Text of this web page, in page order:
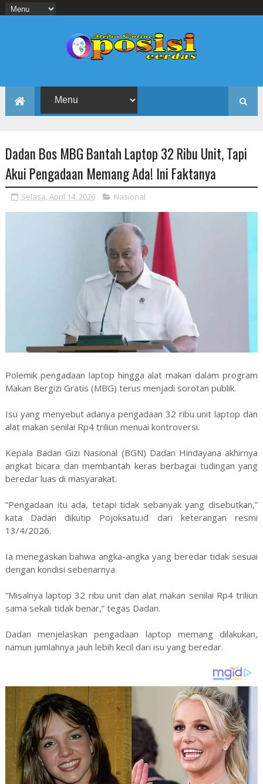
Dadan Bos MBG Bantah Laptop 32 Ribu Unit, Tapi
Akui Pengadaan Memang Ada! Ini Faktanya
Selasa, April 14, 2026 Nasional
Polemik pengadaan laptop hingga alat makan dalam program
Makan Bergizi Gratis (MBG) terus menjadi sorotan publik.
Isu yang menyebut adanya pengadaan 32 ribu unit laptop dan
alat makan senilai Rp4 triliun menuai kontroversi.
Kepala Badan Gizi Nasional (BGN) Dadan Hindayana akhirnya
angkat bicara dan membantah keras berbagai tudingan yang
beredar luas di masyarakat.
“Pengadaan itu ada, tetapi tidak sebanyak yang disebutkan,”
kata Dadan dikutip Pojoksatu.id dari keterangan resmi
13/4/2026.
Ia menegaskan bahwa angka-angka yang beredar tidak sesuai
dengan kondisi sebenarnya.
“Misalnya laptop 32 ribu unit dan alat makan senilai Rp4 triliun
sama sekali tidak benar,” tegas Dadan.
Dadan menjelaskan pengadaan laptop memang dilakukan,
namun jumlahnya jauh lebih kecil dari isu yang beredar.